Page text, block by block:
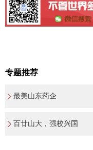
专题推荐
最美山东药企
百廿山大，强校兴国